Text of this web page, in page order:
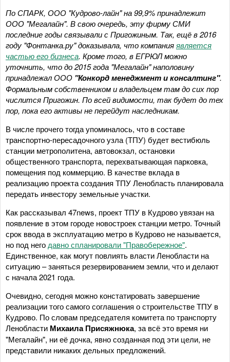
По СПАРК, ООО "Кудрово-лайн" на 99,9% принадлежит
ООО "Мегалайн". В свою очередь, эту фирму СМИ
последние годы связывали с Пригожиным. Так, ещё в 2016
году "Фонтанка.ру" доказывала, что компанияявляется
частью его бизнеса. Кроме того, в ЕГРЮЛ можно
уточнить, что до 2015 года "Мегалайн" наполовину
принадлежал ООО "Конкорд менеджмент и консалтинг".
Формальным собственником и владельцем там до сих пор
числится Пригожин. По всей видимости, так будет до тех
пор, пока его активы не перейдут наследникам.
В числе прочего тогда упоминалось, что в составе
транспортно-пересадочного узла (ТПУ) будет вестибюль
станции метрополитена, автовокзал, остановки
общественного транспорта, перехватывающая парковка,
помещения под коммерцию. В качестве вклада в
реализацию проекта создания ТПУ Ленобласть планировала
передать инвестору земельные участки.
Как рассказывал 47news, проект ТПУ в Кудрово увязан на
появление в этом городе новостроек станции метро. Точный
срок ввода в эксплуатацию метро в Кудрово не называется,
но под него давно спланировали "Правобережное".
Единственное, как могут повлиять власти Ленобласти на
ситуацию – заняться резервированием земли, что и делают
с начала 2021 года.
Очевидно, сегодня можно констатировать завершение
реализации того самого соглашения о строительстве ТПУ в
Кудрово. По словам председателя комитета по транспорту
Ленобласти Михаила Присяжнюка, за всё это время ни
"Мегалайн", ни её дочка, явно созданная под эти цели, не
представили никаких дельных предложений.